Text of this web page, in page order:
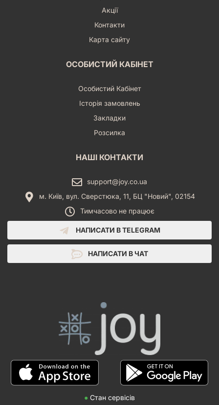
Акції
Контакти
Карта сайту
ОСОБИСТИЙ КАБІНЕТ
Особистий Кабінет
Історія замовлень
Закладки
Розсилка
НАШІ КОНТАКТИ
support@joy.co.ua
м. Київ, вул. Сверстюка, 11, БЦ "Новий", 02154
Тимчасово не працює
НАПИСАТИ В TELEGRAM
НАПИСАТИ В ЧАТ
● Стан сервісів